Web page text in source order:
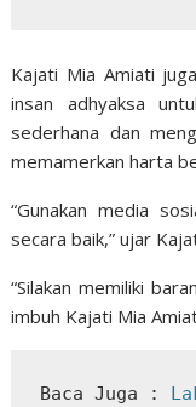
Kajati Mia Amiati
insan adhyaksa
sederhana dan
memamerkan harta
“Gunakan media
secara baik,” ujar
“Silakan memiliki
imbuh Kajati Mia
Baca Juga :